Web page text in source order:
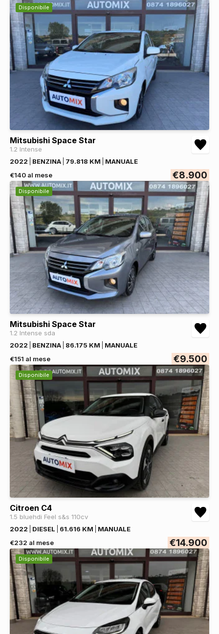
Disponibile
Mitsubishi Space Star
1.2 Intense
2022
BENZINA 79.818 KM
MANUALE
€140 al mese
€8.900
Disponibile
Mitsubishi Space Star
1.2 Intense sda
2022
BENZINA 86.175 KM
MANUALE
€151 al mese
€9.500
Disponibile
Citroen C4
1.5 bluehdi Feel s&s 110cv
2022
DIESEL 61.616 KM
MANUALE
€232 al mese
€14.900
Disponibile